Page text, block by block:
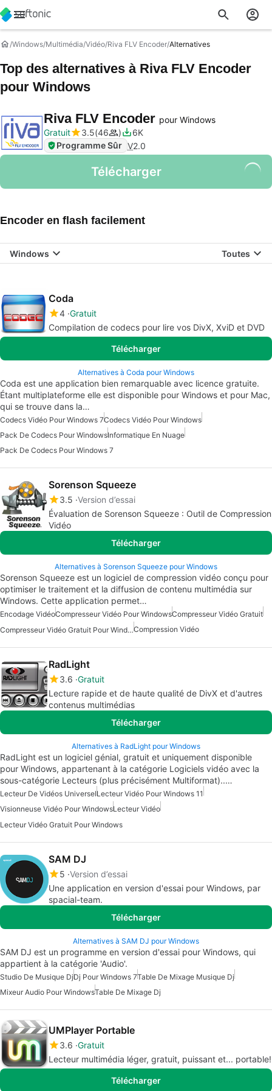
Windows Multimédia Vidéo Riva FLV Encoder Alternatives
Top des alternatives à Riva FLV Encoder
pour Windows
Riva FLV Encoder pour Windows
Gratuit
3.5 46
6K
Programme Sûr V2.0
Télécharger
Encoder en flash facilement
Windows Toutes
Coda
4 Gratuit
Compilation de codecs pour lire vos DivX, XviD et DVD
Télécharger
Alternatives à Coda pour Windows
Coda est une application bien remarquable avec licence gratuite.
Étant multiplateforme elle est disponible pour Windows et pour Mac,
qui se trouve dans la…
Codecs Vidéo Pour Windows 7Codecs Vidéo Pour Windows
Pack De Codecs Pour WindowsInformatique En Nuage
Pack De Codecs Pour Windows 7
Sorenson Squeeze
3.5 Version d’essai
Évaluation de Sorenson Squeeze : Outil de Compression
Vidéo
Télécharger
Alternatives à Sorenson Squeeze pour Windows
Sorenson Squeeze est un logiciel de compression vidéo conçu pour
optimiser le traitement et la diffusion de contenu multimédia sur
Windows. Cette application permet…
Encodage VidéoCompresseur Vidéo Pour WindowsCompresseur Vidéo Gratuit
Compresseur Vidéo Gratuit Pour WindowsCompression Vidéo
RadLight
3.6 Gratuit
Lecture rapide et de haute qualité de DivX et d'autres
contenus multimédias
Télécharger
Alternatives à RadLight pour Windows
RadLight est un logiciel génial, gratuit et uniquement disponible
pour Windows, appartenant à la catégorie Logiciels vidéo avec la
sous-catégorie Lecteurs (plus précisément Multiformat)..…
Lecteur De Vidéos UniverselLecteur Vidéo Pour Windows 11
Visionneuse Vidéo Pour WindowsLecteur Vidéo
Lecteur Vidéo Gratuit Pour Windows
SAM DJ
5 Version d’essai
Une application en version d'essai pour Windows, par
spacial-team.
Télécharger
Alternatives à SAM DJ pour Windows
SAM DJ est un programme en version d'essai pour Windows, qui
appartient à la catégorie 'Audio'.
Studio De Musique DjDj Pour Windows 7Table De Mixage Musique Dj
Mixeur Audio Pour WindowsTable De Mixage Dj
UMPlayer Portable
3.6 Gratuit
Lecteur multimédia léger, gratuit, puissant et... portable!
Télécharger